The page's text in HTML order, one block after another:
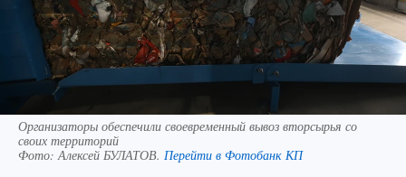
Организаторы обеспечили своевременный вывоз вторсырья со
своих территорий
Фото: Алексей БУЛАТОВ. Перейти в Фотобанк КП